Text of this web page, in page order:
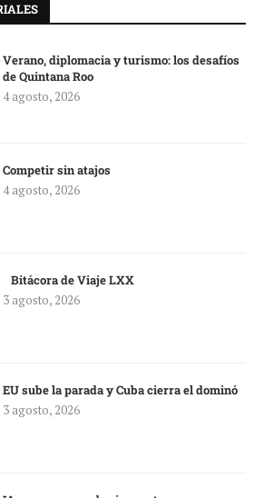
Verano, diplomacia y turismo: los desafíos
de Quintana Roo
4 agosto, 2026
Competir sin atajos
4 agosto, 2026
Bitácora de Viaje LXX
3 agosto, 2026
EU sube la parada y Cuba cierra el dominó
3 agosto, 2026